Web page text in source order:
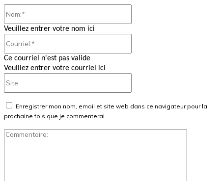
Veuillez entrer votre nom ici
Ce courriel n'est pas valide
Veuillez entrer votre courriel ici
Enregistrer mon nom, email et site web dans ce navigateur pour la
prochaine fois que je commenterai.